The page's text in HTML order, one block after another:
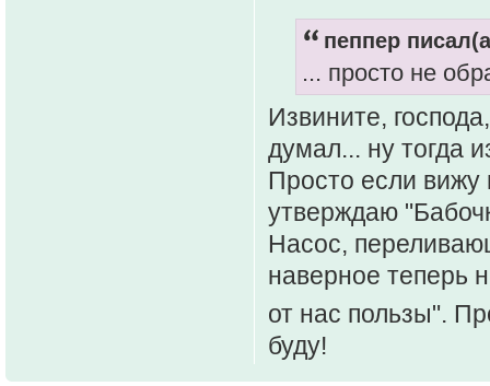
пеппер
... просто не
Извините,
думал... ну тогда
Просто если вижу
утверждаю
Насос,
наверное теперь
от нас пользы".
буду!